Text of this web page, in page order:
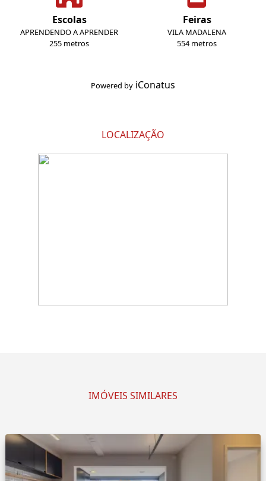
Escolas
APRENDENDO A APRENDER
255 metros
Feiras
VILA MADALENA
554 metros
Powered by iConatus
LOCALIZAÇÃO
IMÓVEIS SIMILARES